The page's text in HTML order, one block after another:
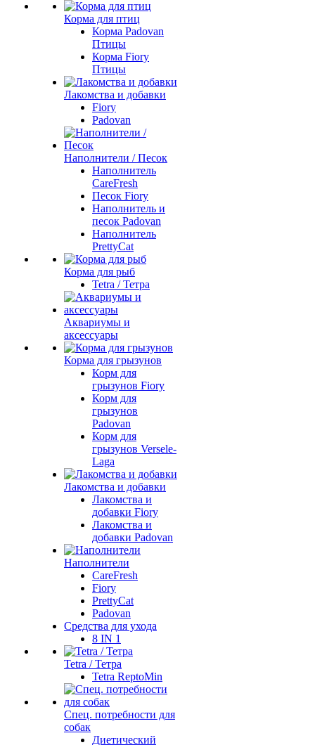
Корма для птиц
Корма Padovan
Птицы
Корма Fiory
Птицы
Лакомства и добавки
Fiory
Padovan
Наполнители / Песок
Наполнитель
CareFresh
Песок Fiory
Наполнитель и
песок Padovan
Наполнитель
PrettyCat
Корма для рыб
Tetra / Тетра
Аквариумы и
аксессуары
Корма для грызунов
Корм для
грызунов Fiory
Корм для
грызунов
Padovan
Корм для
грызунов Versele-
Laga
Лакомства и добавки
Лакомства и
добавки Fiory
Лакомства и
добавки Padovan
Наполнители
CareFresh
Fiory
PrettyCat
Padovan
Средства для ухода
8 IN 1
Tetra / Тетра
Tetra ReptoMin
Спец. потребности для
собак
Диетический